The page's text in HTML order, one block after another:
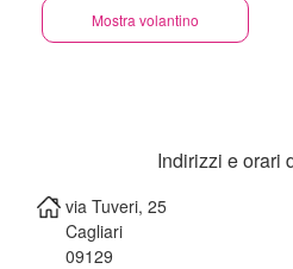
Mostra volantino
Indirizzi e orari
via Tuveri, 25
Cagliari
09129